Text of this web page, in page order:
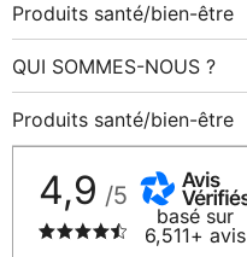
Produits santé/bien-être
QUI SOMMES-NOUS ?
Produits santé/bien-être
4,9 /5
basé sur
6,511+ avis